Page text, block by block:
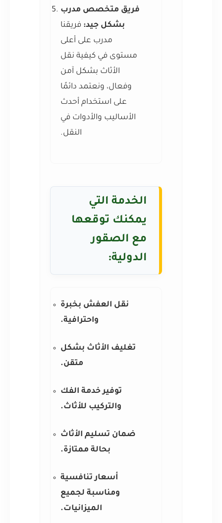
فريق متخصص مدرب
بشكل جيد: فريقنا
مدرب على أعلى
مستوى في كيفية نقل
الأثاث بشكل آمن
وفعال، ونعتمد دائمًا
على استخدام أحدث
الأساليب والأدوات في
النقل.
الخدمة التي
يمكنك توقعها
مع الصقور
الدولية:
نقل العفش بخبرة
واحترافية.
تغليف الأثاث بشكل
متقن.
توفير خدمة الفك
والتركيب للأثاث.
ضمان تسليم الأثاث
بحالة ممتازة.
أسعار تنافسية
ومناسبة لجميع
الميزانيات.